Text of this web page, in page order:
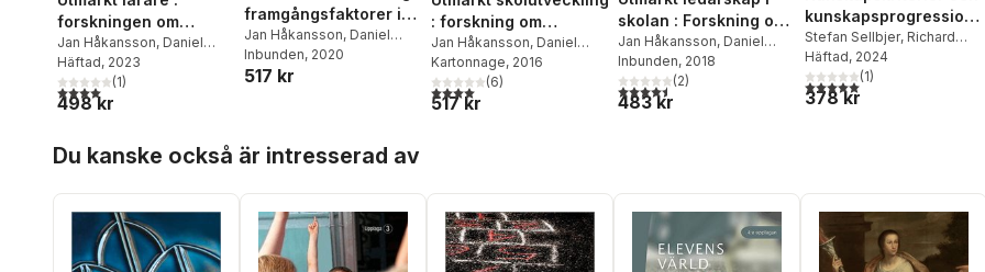
forskningen om
lärarskicklighet och
vägarna dit
Jan Håkansson, Daniel
Sundberg
Häftad, 2023
4,0utav 5 stjärnor. Totalt antal röster:
(1)
498 kr
framgångsfaktorer i
svensk och
internationell
belysning
Jan Håkansson, Daniel
Sundberg
Inbunden, 2020
517 kr
: forskning om
skolförbättring och
måluppfyllelse
Jan Håkansson, Daniel
Sundberg
Kartonnage, 2016
4,0utav 5 stjärnor. Totalt antal röster:
(6)
517 kr
skolan : Forskning om
att leda för elevers
måluppfyllel
Jan Håkansson, Daniel
Sundberg
Inbunden, 2018
4,5utav 5 stjärnor. Totalt antal röster:
(2)
483 kr
kunskapsprogression :
genom det svenska
utbildningssystemet
Stefan Sellbjer, Richard
Andersson,Kerstin
Hansson,Per Lindqvist
Andreas Nordin
Häftad, 2024
5,0utav 5 stjärnor. Totalt
(1)
378 kr
Du kanske också är intresserad av